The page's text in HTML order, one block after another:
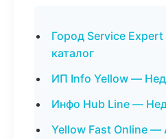
Город Service
каталог
ИП Info Yellow —
Инфо Hub Line —
Yellow Fast Online —